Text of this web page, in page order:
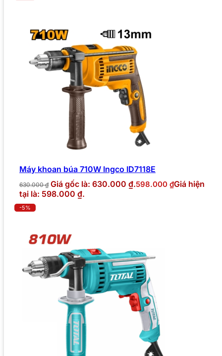
Máy khoan búa 710W Ingco ID7118E
630.000₫ Giá gốc là: 630.000 ₫.598.000 ₫Giá hiện
tại là: 598.000 ₫.
-5%